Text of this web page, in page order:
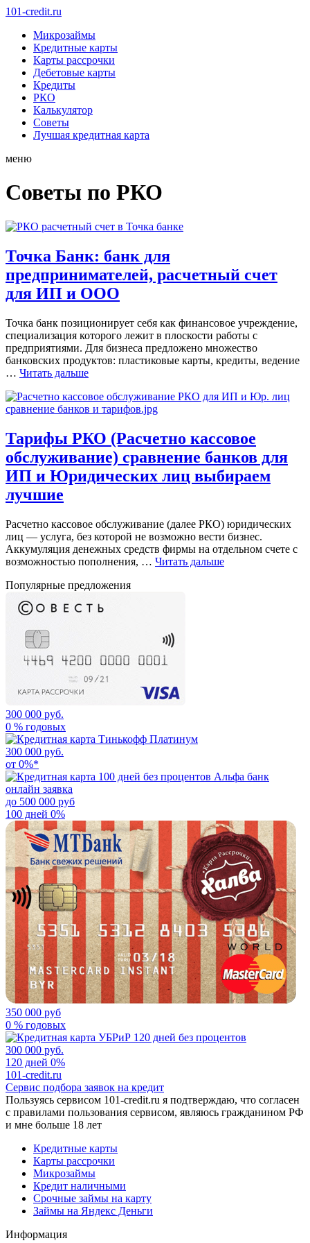
101-credit.ru
Микрозаймы
Кредитные карты
Карты рассрочки
Дебетовые карты
Кредиты
РКО
Калькулятор
Советы
Лучшая кредитная карта
меню
Советы по РКО
Точка Банк: банк для
предпринимателей, расчетный счет
для ИП и ООО
Точка банк позиционирует себя как финансовое учреждение,
специализация которого лежит в плоскости работы с
предприятиями. Для бизнеса предложено множество
банковских продуктов: пластиковые карты, кредиты, ведение
… Читать дальше
Тарифы РКО (Расчетно кассовое
обслуживание) сравнение банков для
ИП и Юридических лиц выбираем
лучшие
Расчетно кассовое обслуживание (далее РКО) юридических
лиц — услуга, без которой не возможно вести бизнес.
Аккумуляция денежных средств фирмы на отдельном счете с
возможностью пополнения, … Читать дальше
Популярные предложения
300 000 руб.
0 % годовых
300 000 руб.
от 0%*
до 500 000 руб
100 дней 0%
350 000 руб
0 % годовых
300 000 руб.
120 дней 0%
101-credit.ru
Сервис подбора заявок на кредит
Пользуясь сервисом 101-credit.ru я подтверждаю, что согласен
с правилами пользования сервисом, являюсь гражданином РФ
и мне больше 18 лет
Кредитные карты
Карты рассрочки
Микрозаймы
Кредит наличными
Срочные займы на карту
Займы на Яндекс Деньги
Информация